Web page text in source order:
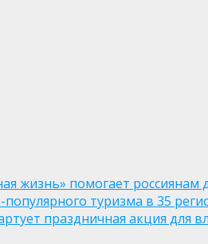
жизнь» помогает
туризма в 35
праздничная акция для